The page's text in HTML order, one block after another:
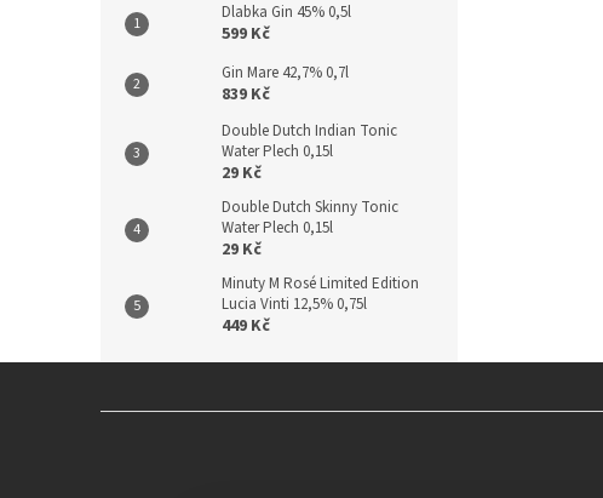
Dlabka Gin 45% 0,5l
599 Kč
Gin Mare 42,7% 0,7l
839 Kč
Double Dutch Indian Tonic
Water Plech 0,15l
29 Kč
Double Dutch Skinny Tonic
Water Plech 0,15l
29 Kč
Minuty M Rosé Limited Edition
Lucia Vinti 12,5% 0,75l
449 Kč